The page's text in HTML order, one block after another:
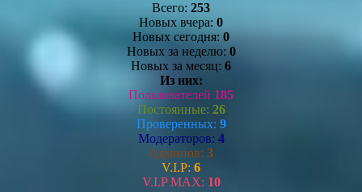
Всего: 253
Новых вчера: 0
Новых сегодня: 0
Новых за неделю: 0
Новых за месяц: 6
Из них:
Пользователей 185
Постоянные: 26
Проверенных: 9
Модераторов: 4
Админов: 3
V.I.P: 6
V.I.P MAX: 10